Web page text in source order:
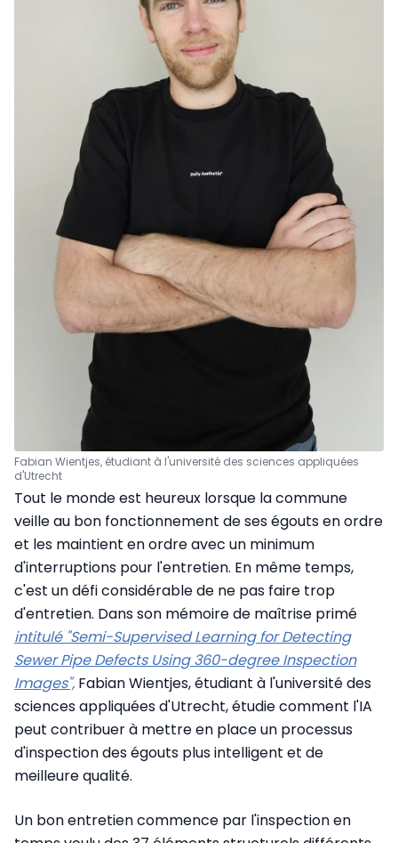
Fabian Wientjes, étudiant à l'université des sciences appliquées
d'Utrecht
Tout le monde est heureux lorsque la commune
veille au bon fonctionnement de ses égouts en ordre
et les maintient en ordre avec un minimum
d'interruptions pour l'entretien. En même temps,
c'est un défi considérable de ne pas faire trop
d'entretien. Dans son mémoire de maîtrise primé
intitulé "Semi-Supervised Learning for Detecting
Sewer Pipe Defects Using 360-degree Inspection
Images", Fabian Wientjes, étudiant à l'université des
sciences appliquées d'Utrecht, étudie comment l'IA
peut contribuer à mettre en place un processus
d'inspection des égouts plus intelligent et de
meilleure qualité.
Un bon entretien commence par l'inspection en